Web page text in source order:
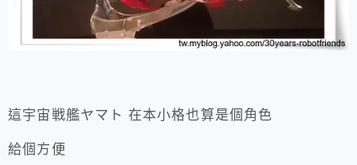
這宇宙戦艦ヤマト 在本小格也算是個角色
給個方便